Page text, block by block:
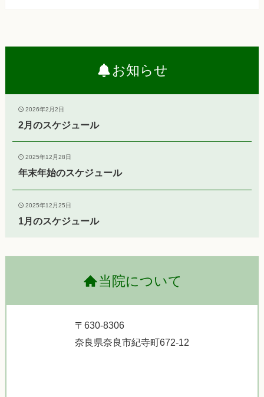
お知らせ
2026年2月2日
2月のスケジュール
2025年12月28日
年末年始のスケジュール
2025年12月25日
1月のスケジュール
当院について
〒630-8306
奈良県奈良市紀寺町672-12